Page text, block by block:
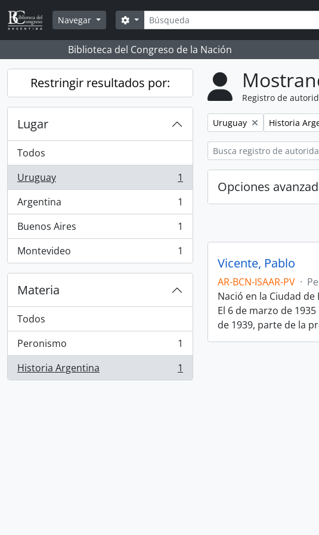
Skip to main content
Navegar
Búsqueda
Search options
Biblioteca del Congreso de la Nación
Restringir resultados por:
Lugar
Todos
Uruguay
, 1 resultados
1
Argentina
, 1 resultados
1
Buenos Aires
, 1 resultados
1
Montevideo
, 1 resultados 1
Materia
Todos
Peronismo
, 1 resultados
1
Historia Argentina
, 1 resultados 1
Registro de
Remove filter:
Uruguay Remove
Historia
Opciones
Vicente, Pablo
AR-BCN-ISAAR-PV ·
Nació en la Ciudad
El 6 de marzo de
de 1939, parte de la